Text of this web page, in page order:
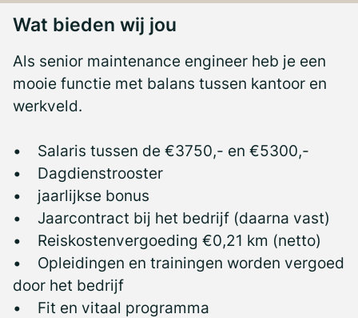
Wat bieden wij jou
Als senior maintenance engineer heb je een
mooie functie met balans tussen kantoor en
werkveld.
• Salaris tussen de €3750,- en €5300,-
• Dagdienstrooster
• jaarlijkse bonus
• Jaarcontract bij het bedrijf (daarna vast)
• Reiskostenvergoeding €0,21 km (netto)
• Opleidingen en trainingen worden vergoed
door het bedrijf
• Fit en vitaal programma